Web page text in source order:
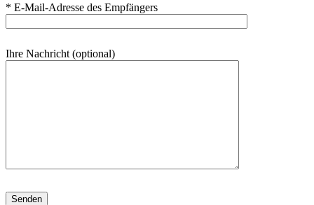
* E-Mail-Adresse des Empfängers
Ihre Nachricht (optional)
Bitte lasse dieses Feld leer.